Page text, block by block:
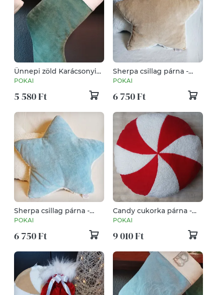
Ünnepi zöld Karácsonyi
zokni
POKAI
5 580 Ft
Sherpa csillag párna -
bézs
POKAI
6 750 Ft
Sherpa csillag párna -
kék
POKAI
6 750 Ft
Candy cukorka párna -
kétoldalas
POKAI
9 010 Ft